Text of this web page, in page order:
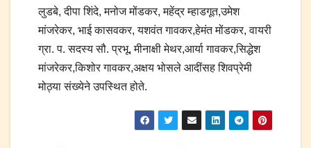
लुडबे, दीपा शिंदे, मनोज मोंडकर, महेंद्र म्हाडगूत,उमेश
मांजरेकर, भाई कासवकर, यशवंत गावकर,हेमंत मोंडकर, वायरी
ग्रा. प. सदस्य सौ. प्रभू, मीनाक्षी मेथर,आर्या गावकर,सिद्धेश
मांजरेकर,किशोर गावकर,अक्षय भोसले आदींसह शिवप्रेमी
मोठ्या संख्येने उपस्थित होते.